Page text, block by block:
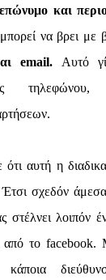
και
να βρει με
email. Αυτό
τηλεφώνου,
αυτή η
σχεδόν
στέλνει λοιπόν
από το
κάποια